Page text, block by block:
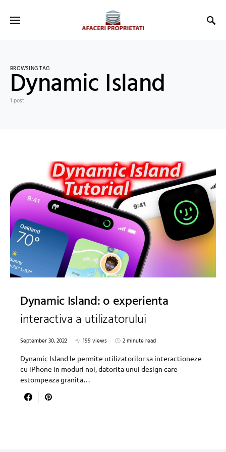
BROWSING TAG
Dynamic Island
1 post
Dynamic Island: o experienta
interactiva a utilizatorului
September 30, 2022 199 views
2 minute read
Dynamic Island le permite utilizatorilor sa interactioneze
cu iPhone in moduri noi, datorita unui design care
estompeaza granita…